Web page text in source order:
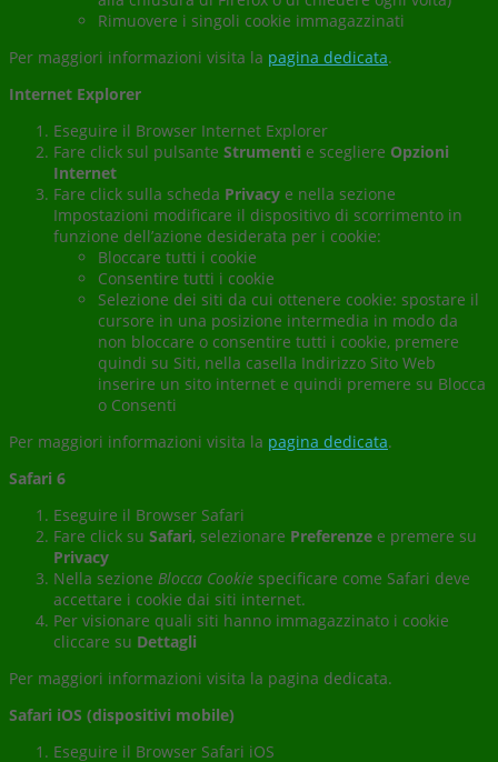
Rimuovere i singoli cookie immagazzinati
Per maggiori informazioni visita la pagina dedicata.
Internet Explorer
Eseguire il Browser Internet Explorer
Fare click sul pulsante Strumenti e scegliere Opzioni
Internet
Fare click sulla scheda Privacy e nella sezione
Impostazioni modificare il dispositivo di scorrimento in
funzione dell’azione desiderata per i cookie:
Bloccare tutti i cookie
Consentire tutti i cookie
Selezione dei siti da cui ottenere cookie: spostare il
cursore in una posizione intermedia in modo da
non bloccare o consentire tutti i cookie, premere
quindi su Siti, nella casella Indirizzo Sito Web
inserire un sito internet e quindi premere su Blocca
o Consenti
Per maggiori informazioni visita la pagina dedicata.
Safari 6
Eseguire il Browser Safari
Fare click su Safari, selezionare Preferenze e premere su
Privacy
Nella sezione Blocca Cookie specificare come Safari deve
accettare i cookie dai siti internet.
Per visionare quali siti hanno immagazzinato i cookie
cliccare su Dettagli
Per maggiori informazioni visita la pagina dedicata.
Safari iOS (dispositivi mobile)
Eseguire il Browser Safari iOS